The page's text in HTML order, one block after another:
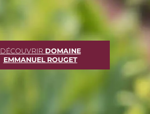
DÉCOUVRIR DOMAINE
EMMANUEL ROUGET